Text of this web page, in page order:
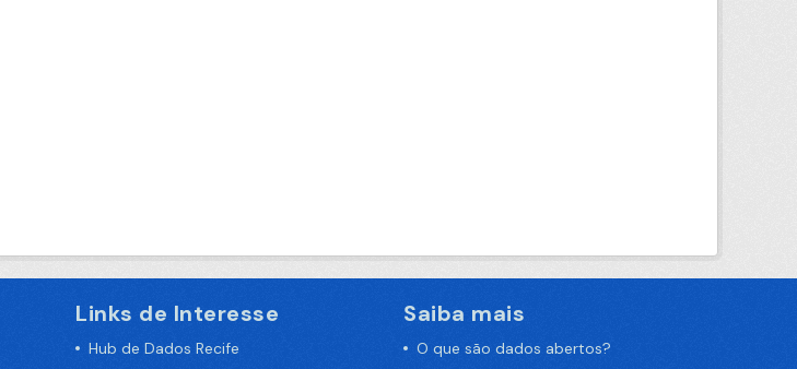
Links de Interesse
Hub de Dados Recife
Saiba mais
O que são dados abertos?